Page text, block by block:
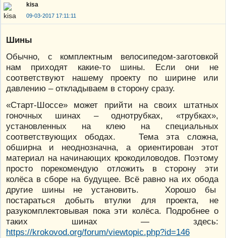
kisa
09-03-2017 17:11:11
Шины
Обычно, с комплектным велосипедом-заготовкой
нам приходят какие-то шины. Если они не
соответствуют нашему проекту по ширине или
давлению – откладываем в сторону сразу.
«Старт-Шоссе» может прийти на своих штатных
гоночных шинах – однотрубках, «трубках»,
установленных на клею на специальных
соответствующих ободах. Тема эта сложна,
обширна и неоднозначна, а ориентирован этот
материал на начинающих крокодиловодов. Поэтому
просто порекомендую отложить в сторону эти
колёса в сборе на будущее. Всё равно на их обода
другие шины не установить. Хорошо бы
постараться добыть втулки для проекта, не
разукомплектовывая пока эти колёса. Подробнее о
таких шинах — здесь:
https://krokovod.org/forum/viewtopic.php?id=146